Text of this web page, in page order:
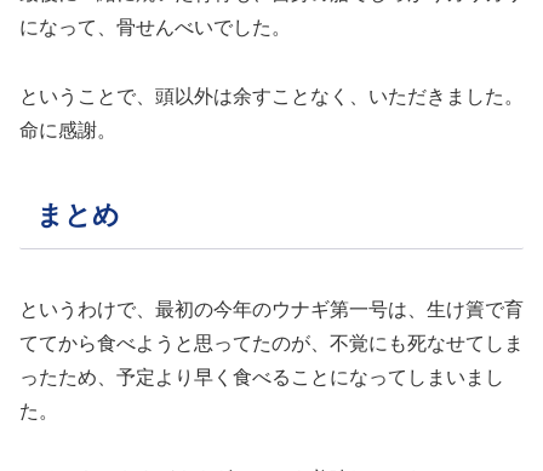
になって、骨せんべいでした。
ということで、頭以外は余すことなく、いただきました。
命に感謝。
まとめ
というわけで、最初の今年のウナギ第一号は、生け簀で育
ててから食べようと思ってたのが、不覚にも死なせてしま
ったため、予定より早く食べることになってしまいまし
た。